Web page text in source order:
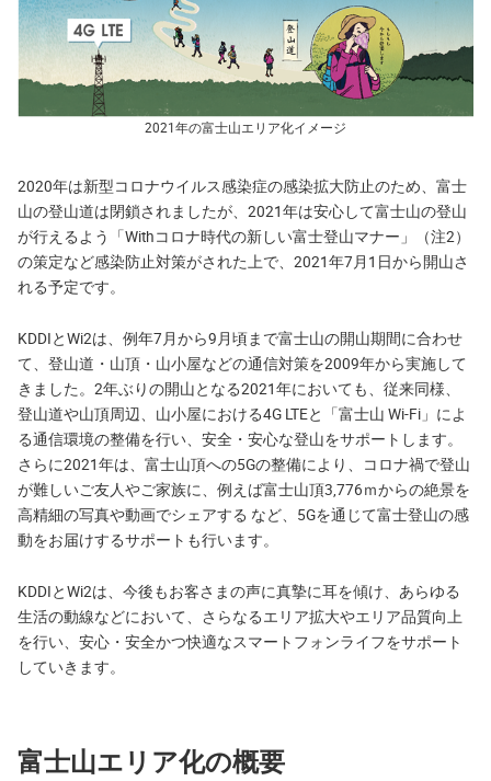
2021年の富士山エリア化イメージ
2020年は新型コロナウイルス感染症の感染拡大防止のため、富士
山の登山道は閉鎖されましたが、2021年は安心して富士山の登山
が行えるよう「Withコロナ時代の新しい富士登山マナー」（注2）
の策定など感染防止対策がされた上で、2021年7月1日から開山さ
れる予定です。
KDDIとWi2は、例年7月から9月頃まで富士山の開山期間に合わせ
て、登山道・山頂・山小屋などの通信対策を2009年から実施して
きました。2年ぶりの開山となる2021年においても、従来同様、
登山道や山頂周辺、山小屋における4G LTEと「富士山 Wi-Fi」によ
る通信環境の整備を行い、安全・安心な登山をサポートします。
さらに2021年は、富士山頂への5Gの整備により、コロナ禍で登山
が難しいご友人やご家族に、例えば富士山頂3,776ｍからの絶景を
高精細の写真や動画でシェアする など、5Gを通じて富士登山の感
動をお届けするサポートも行います。
KDDIとWi2は、今後もお客さまの声に真摯に耳を傾け、あらゆる
生活の動線などにおいて、さらなるエリア拡大やエリア品質向上
を行い、安心・安全かつ快適なスマートフォンライフをサポート
していきます。
富士山エリア化の概要